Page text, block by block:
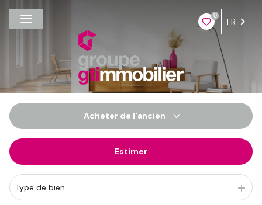
0
FR
Acheter de l'ancien
Du neuf
De l'immo pro
Estimer
Type de bien